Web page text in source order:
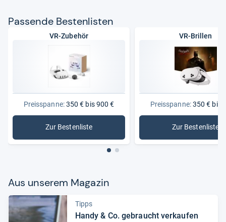
Pas­sende Bes­ten­lis­ten
VR-Zubehör
Preisspanne:350 € bis 900 €
Zur Bestenliste
: VR-Zubehör
VR-Brillen
Preisspanne:350 € bis
Zur Bestenliste
: VR-
Aus unse­rem Maga­zin
Tipps
Handy & Co. gebraucht ver­kau­fen